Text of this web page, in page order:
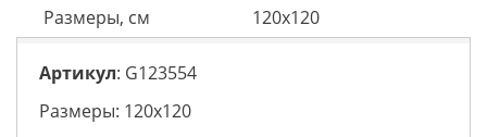
Размеры, см
120x120
Артикул: G123554
Размеры: 120х120